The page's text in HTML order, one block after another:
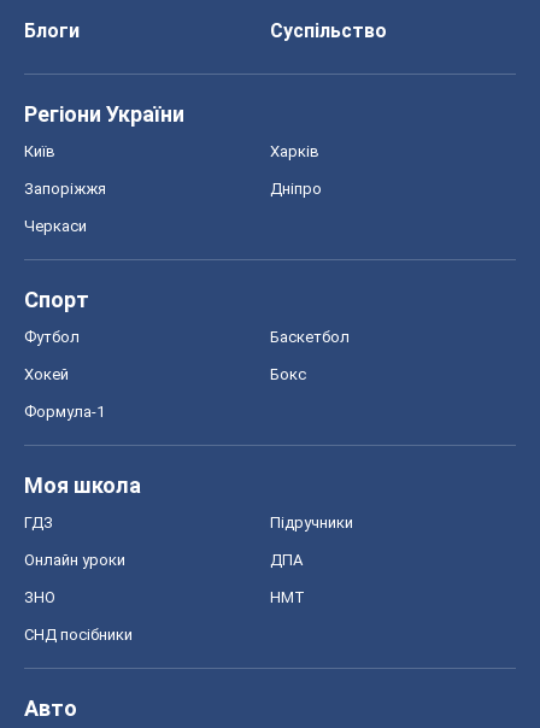
Блоги
Суспільство
Регіони України
Київ Харків
Запоріжжя Дніпро
Черкаси
Спорт
Футбол Баскетбол
Хокей Бокс
Формула-1
Моя школа
ГДЗ Підручники
Онлайн уроки ДПА
ЗНО НМТ
СНД посібники
Авто